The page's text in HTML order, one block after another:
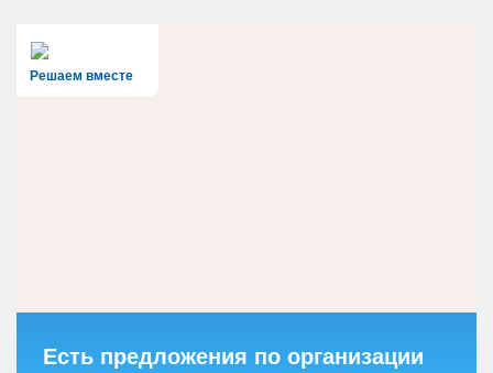
Решаем вместе
Есть предложения по организации